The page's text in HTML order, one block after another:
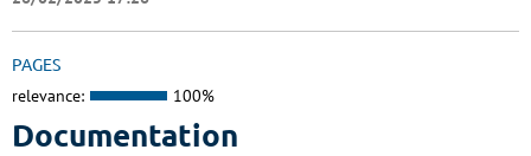
PAGES
relevance: 100%
Documentation